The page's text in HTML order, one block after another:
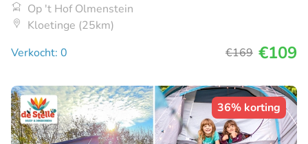
Op 't Hof Olmenstein
Kloetinge (25km)
Verkocht: 0
€169 €109
36% korting